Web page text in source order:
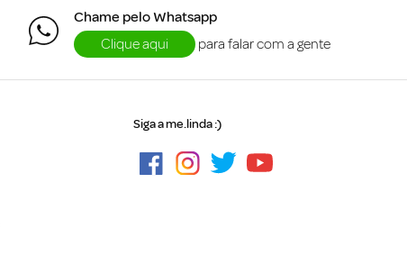
Chame pelo Whatsapp
Clique aqui
para falar com a gente
Siga a me.linda :)